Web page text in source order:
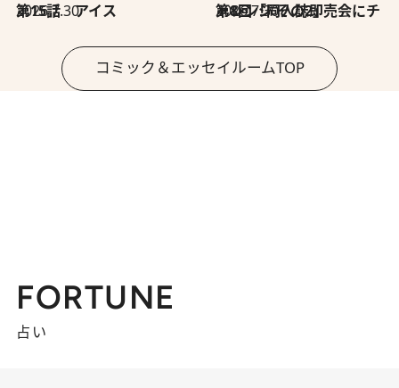
2026.7.30
第15話 アイス 2026.7.30
第8回「同人誌即売会にチャレンジ その2」
コミック＆エッセイルームTOP
FORTUNE
占い